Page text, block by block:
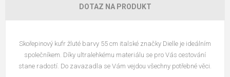
DOTAZ NA PRODUKT
Skořepinový kufr žluté barvy 55 cm italské značky Dielle je ideálním
společníkem. Díky ultralehkému materiálu se pro Vás cestování
stane radostí. Do zavazadla se Vám vejdou všechny potřebné věci.